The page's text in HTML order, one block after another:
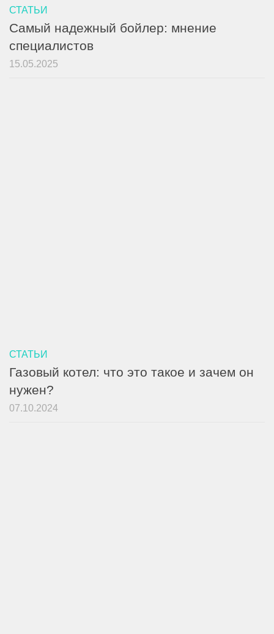
СТАТЬИ
Самый надежный бойлер: мнение
специалистов
15.05.2025
СТАТЬИ
Газовый котел: что это такое и зачем он
нужен?
07.10.2024